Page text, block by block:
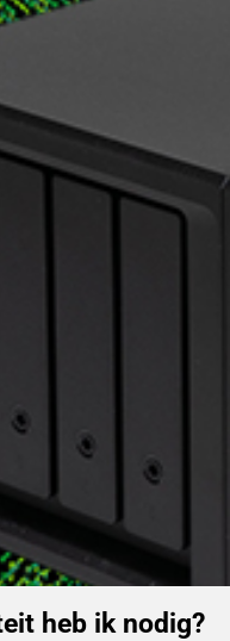
heb ik nodig?